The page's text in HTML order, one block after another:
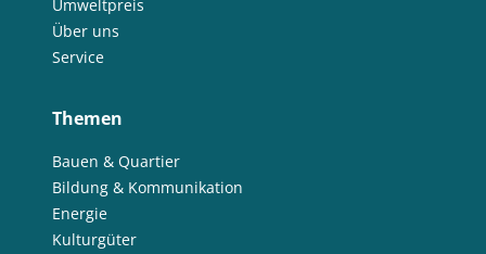
Umweltpreis
Über uns
Service
Themen
Bauen & Quartier
Bildung & Kommunikation
Energie
Kulturgüter